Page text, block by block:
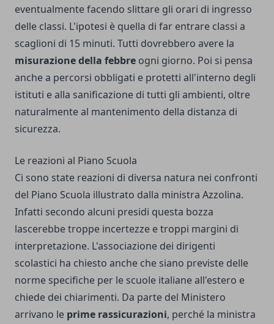
eventualmente facendo slittare gli orari di ingresso
delle classi. L'ipotesi è quella di far entrare classi a
scaglioni di 15 minuti. Tutti dovrebbero avere la
misurazione della febbre ogni giorno. Poi si pensa
anche a percorsi obbligati e protetti all'interno degli
istituti e alla sanificazione di tutti gli ambienti, oltre
naturalmente al mantenimento della distanza di
sicurezza.
Le reazioni al Piano Scuola
Ci sono state reazioni di diversa natura nei confronti
del Piano Scuola illustrato dalla ministra Azzolina.
Infatti secondo alcuni presidi questa bozza
lascerebbe troppe incertezze e troppi margini di
interpretazione. L'associazione dei dirigenti
scolastici ha chiesto anche che siano previste delle
norme specifiche per le scuole italiane all'estero e
chiede dei chiarimenti. Da parte del Ministero
arrivano le prime rassicurazioni, perché la ministra